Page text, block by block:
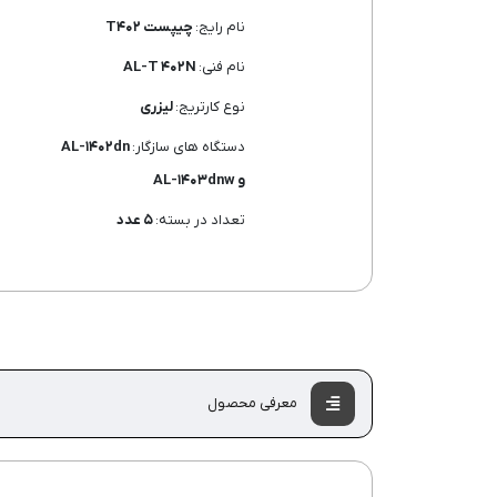
نام رایج: چیپست T۴۰۲
نام فنی:
نوع کارتریج:لیزری
دستگاه های سازگار: AL-۱۴۰۲dn
و AL-۱۴۰۳dnw
تعداد در بسته:۵ عدد
معرفی محصول